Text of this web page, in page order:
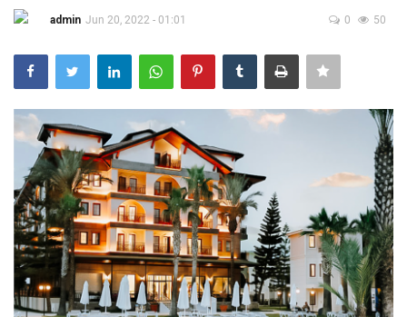
Экономика
Технологии
Спорт
Туризм
Недвижимость
admin Jun 20, 2022 - 01:01 0 50